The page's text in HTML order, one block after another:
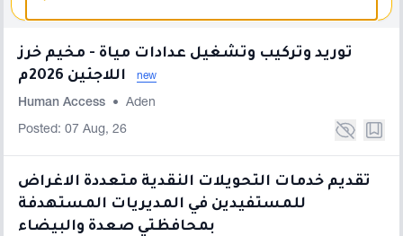
توريد وتركيب وتشغيل عدادات مياة - مخيم خرز
new
Human Access • Aden
Posted: 07 Aug, 26
تقديم خدمات التحويلات النقدية متعددة الاغراض
للمستفيدين في المديريات المستهدفة
بمحافظتي صعدة والبيضاء